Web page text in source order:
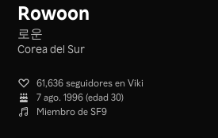
Rowoon
로운
Corea del Sur
61,636 seguidores en Viki
7 ago. 1996 (edad 30)
Miembro de SF9